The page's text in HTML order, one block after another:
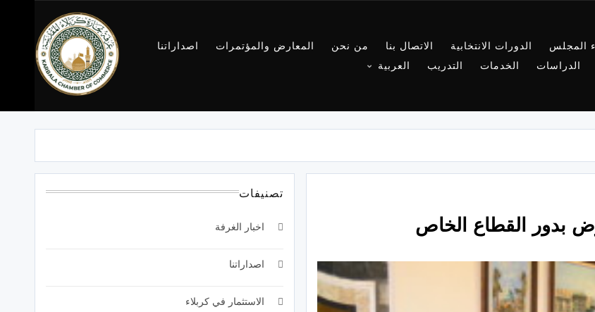
المجلس الدورات الانتخابية الاتصال بنا من نحن المعارض والمؤتمرات
اصداراتنا
الدراسات
الخدمات التدريب العربية
غرفة تجارة
بدور القطاع الخاص
تصنيفات
اخبار الغرفة
اصداراتنا
الاستثمار في كربلاء